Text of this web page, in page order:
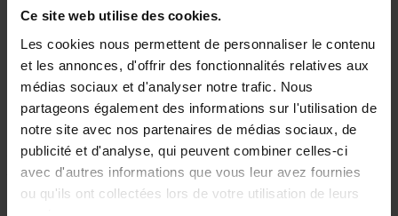
Ce site web utilise des cookies.
Les cookies nous permettent de personnaliser le contenu
et les annonces, d'offrir des fonctionnalités relatives aux
médias sociaux et d'analyser notre trafic. Nous
partageons également des informations sur l'utilisation de
notre site avec nos partenaires de médias sociaux, de
publicité et d'analyse, qui peuvent combiner celles-ci
avec d'autres informations que vous leur avez fournies
ou qu'ils ont collectées lors de votre utilisation de leurs
Aperçu du programme :
09:30 – 10:30 | Plénière
Transition écologique : financer la réindustrialisation dans une
géopolitique bouleversée
11:15- 12:15 | Table ronde
L’Europe à la croisée des chemins : comment réinventer le Green
New Deal ?
14:00 – 15:00 | Plénière